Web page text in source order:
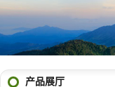
产品展厅